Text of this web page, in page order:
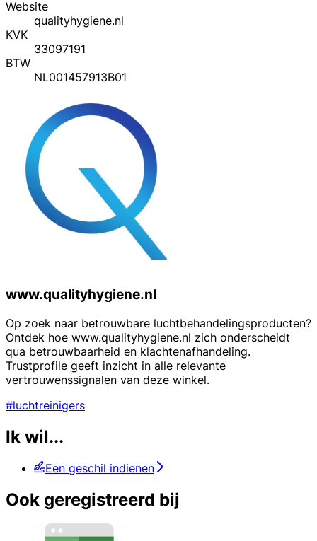
Website
qualityhygiene.nl
KVK
33097191
BTW
NL001457913B01
www.qualityhygiene.nl
Op zoek naar betrouwbare luchtbehandelingsproducten?
Ontdek hoe www.qualityhygiene.nl zich onderscheidt
qua betrouwbaarheid en klachtenafhandeling.
Trustprofile geeft inzicht in alle relevante
vertrouwenssignalen van deze winkel.
#luchtreinigers
Ik wil...
Een geschil indienen
Ook geregistreerd bij